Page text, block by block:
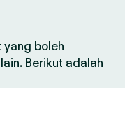
yang boleh
Berikut adalah